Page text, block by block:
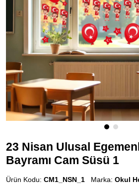
23 Nisan Ulusal
Bayramı Cam Süsü 1
Ürün Kodu: CM1_NSN_1 Marka: Okul